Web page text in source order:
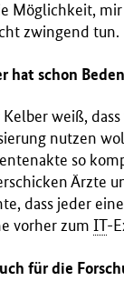
Möglichkeit,
zwingend tun.
hat schon
weiß,
nutzen
so
Ärzte
dass jeder
vorher zum IT-
für die